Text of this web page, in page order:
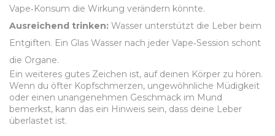
Vape‑Konsum die Wirkung verändern könnte.
Ausreichend trinken: Wasser unterstützt die Leber beim
Entgiften. Ein Glas Wasser nach jeder Vape‑Session schont
die Organe.
Ein weiteres gutes Zeichen ist, auf deinen Körper zu hören.
Wenn du öfter Kopfschmerzen, ungewöhnliche Müdigkeit
oder einen unangenehmen Geschmack im Mund
bemerkst, kann das ein Hinweis sein, dass deine Leber
überlastet ist.